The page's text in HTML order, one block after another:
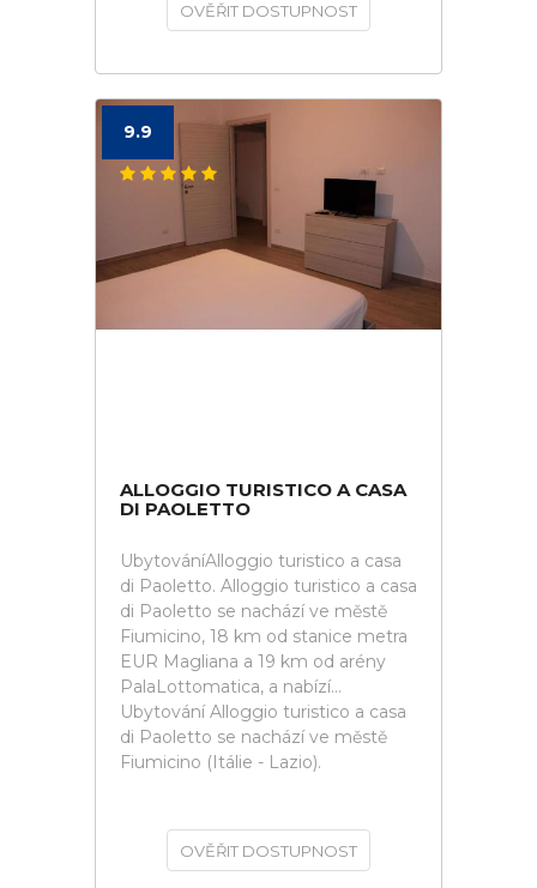
OVĚŘIT DOSTUPNOST
9.9
ALLOGGIO TURISTICO A CASA
DI PAOLETTO
UbytováníAlloggio turistico a casa
di Paoletto. Alloggio turistico a casa
di Paoletto se nachází ve městě
Fiumicino, 18 km od stanice metra
EUR Magliana a 19 km od arény
PalaLottomatica, a nabízí...
Ubytování Alloggio turistico a casa
di Paoletto se nachází ve městě
Fiumicino (Itálie - Lazio).
OVĚŘIT DOSTUPNOST